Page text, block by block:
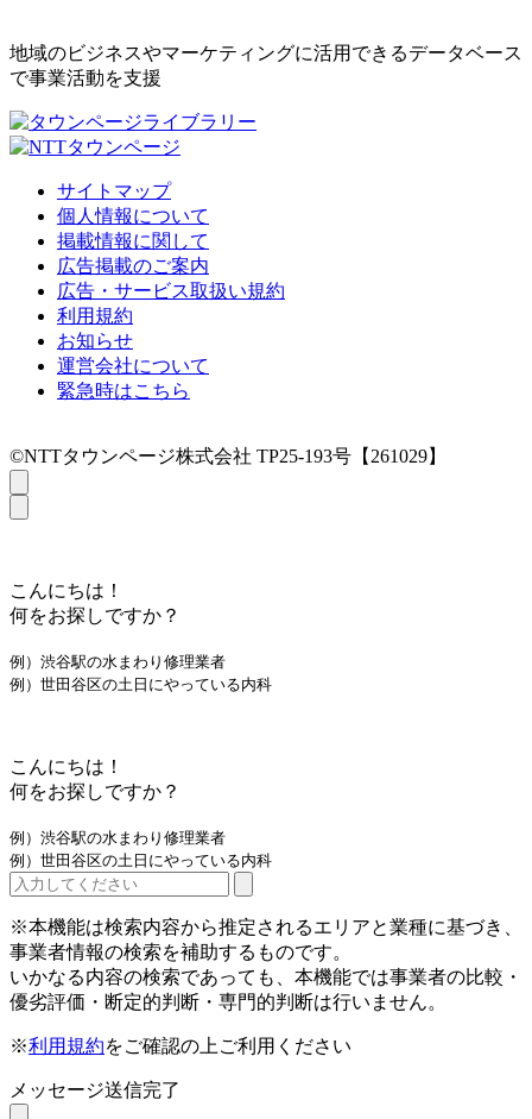
地域のビジネスやマーケティングに活用できるデータベース
で事業活動を支援
サイトマップ
個人情報について
掲載情報に関して
広告掲載のご案内
広告・サービス取扱い規約
利用規約
お知らせ
運営会社について
緊急時はこちら
©NTTタウンページ株式会社 TP25-193号【261029】
こんにちは！
何をお探しですか？
例）渋谷駅の水まわり修理業者
例）世田谷区の土日にやっている内科
こんにちは！
何をお探しですか？
例）渋谷駅の水まわり修理業者
例）世田谷区の土日にやっている内科
※本機能は検索内容から推定されるエリアと業種に基づき、
事業者情報の検索を補助するものです。
いかなる内容の検索であっても、本機能では事業者の比較・
優劣評価・断定的判断・専門的判断は行いません。
※利用規約をご確認の上ご利用ください
メッセージ送信完了